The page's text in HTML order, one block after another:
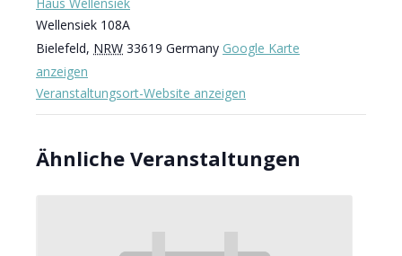
Wellensiek 108A
Bielefeld, NRW 33619 Germany Google Karte
anzeigen
Veranstaltungsort-Website anzeigen
Ähnliche Veranstaltungen